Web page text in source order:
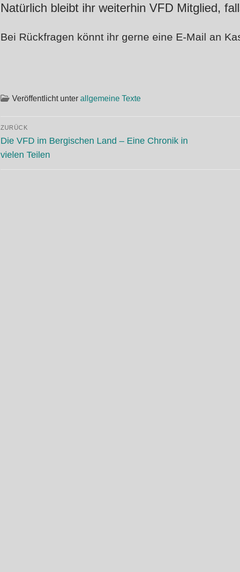
Natürlich bleibt ihr weiterhin VFD Mitglied,
Bei Rückfragen könnt ihr gerne eine E-Mail an
Veröffentlicht unter allgemeine Texte
Beitragsnavigation
ZURÜCK
Vorheriger
Beitrag:
Die VFD im Bergischen Land – Eine Chronik in
vielen Teilen